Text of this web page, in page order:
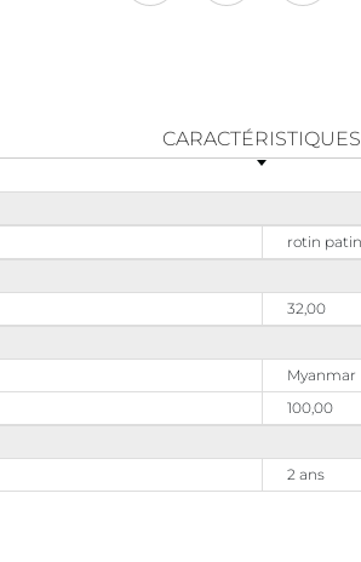
CARACTÉRISTIQUES
rotin
32,00
Myanmar
100,00
2 ans